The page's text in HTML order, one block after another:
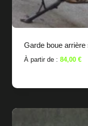
Garde boue arrière
À partir de : 84,00 €